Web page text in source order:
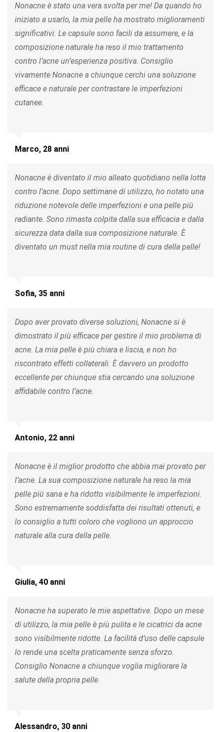
Nonacne è stato una vera svolta per me! Da quando ho
iniziato a usarlo, la mia pelle ha mostrato miglioramenti
significativi. Le capsule sono facili da assumere, e la
composizione naturale ha reso il mio trattamento
contro l’acne un’esperienza positiva. Consiglio
vivamente Nonacne a chiunque cerchi una soluzione
efficace e naturale per contrastare le imperfezioni
cutanee.
Marco, 28 anni
Nonacne è diventato il mio alleato quotidiano nella lotta
contro l’acne. Dopo settimane di utilizzo, ho notato una
riduzione notevole delle imperfezioni e una pelle più
radiante. Sono rimasta colpita dalla sua efficacia e dalla
sicurezza data dalla sua composizione naturale. È
diventato un must nella mia routine di cura della pelle!
Sofia, 35 anni
Dopo aver provato diverse soluzioni, Nonacne si è
dimostrato il più efficace per gestire il mio problema di
acne. La mia pelle è più chiara e liscia, e non ho
riscontrato effetti collaterali. È davvero un prodotto
eccellente per chiunque stia cercando una soluzione
affidabile contro l’acne.
Antonio, 22 anni
Nonacne è il miglior prodotto che abbia mai provato per
l’acne. La sua composizione naturale ha reso la mia
pelle più sana e ha ridotto visibilmente le imperfezioni.
Sono estremamente soddisfatta dei risultati ottenuti, e
lo consiglio a tutti coloro che vogliono un approccio
naturale alla cura della pelle.
Giulia, 40 anni
Nonacne ha superato le mie aspettative. Dopo un mese
di utilizzo, la mia pelle è più pulita e le cicatrici da acne
sono visibilmente ridotte. La facilità d’uso delle capsule
lo rende una scelta praticamente senza sforzo.
Consiglio Nonacne a chiunque voglia migliorare la
salute della propria pelle.
Alessandro, 30 anni